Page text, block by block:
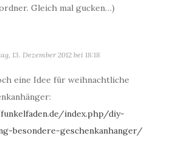
Gleich mal gucken…)
13. Dezember 2012 bei 18:18
eine Idee für weihnachtliche
index.php/diy-
besondere-geschenkanhanger/